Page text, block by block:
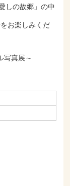
しの故郷」の中
お楽しみくだ